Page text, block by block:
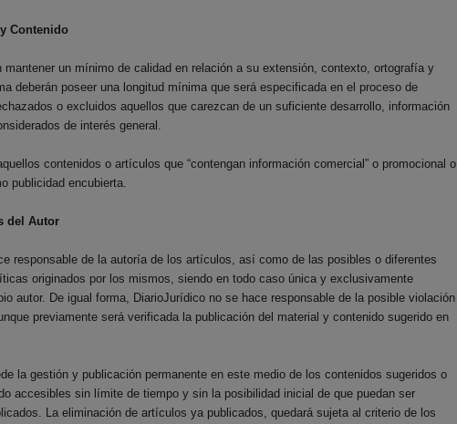
Contenido
mantener un mínimo de calidad en relación a su extensión, contexto, ortografía y
deberán poseer una longitud mínima que será especificada en el proceso de
o excluidos aquellos que carezcan de un suficiente desarrollo, información
de interés general.
contenidos o artículos que “contengan información comercial” o promocional o
publicidad encubierta.
del Autor
responsable de la autoría de los artículos, así como de las posibles o diferentes
originados por los mismos, siendo en todo caso única y exclusivamente
autor. De igual forma, DiarioJurídico no se hace responsable de la posible violación
previamente será verificada la publicación del material y contenido sugerido en
la gestión y publicación permanente en este medio de los contenidos sugeridos o
accesibles sin límite de tiempo y sin la posibilidad inicial de que puedan ser
La eliminación de artículos ya publicados, quedará sujeta al criterio de los